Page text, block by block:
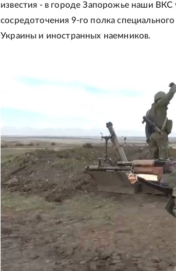
известия - в городе Запорожье наши ВКС
сосредоточения 9-го полка
Украины и иностранных наемников.